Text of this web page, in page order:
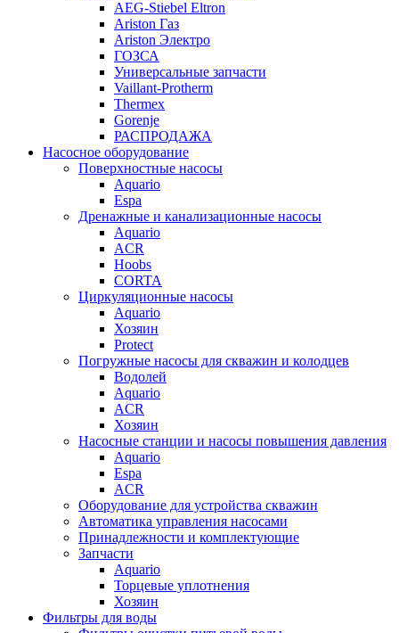
AEG-Stiebel Eltron
Ariston Газ
Ariston Электро
ГОЗСА
Универсальные запчасти
Vaillant-Protherm
Thermex
Gorenje
РАСПРОДАЖА
Насосное оборудование
Поверхностные насосы
Aquario
Espa
Дренажные и канализационные насосы
Aquario
ACR
Hoobs
CORTA
Циркуляционные насосы
Aquario
Хозяин
Protect
Погружные насосы для скважин и колодцев
Водолей
Aquario
ACR
Хозяин
Насосные станции и насосы повышения давления
Aquario
Espa
ACR
Оборудование для устройства скважин
Автоматика управления насосами
Принадлежности и комплектующие
Запчасти
Aquario
Торцевые уплотнения
Хозяин
Фильтры для воды